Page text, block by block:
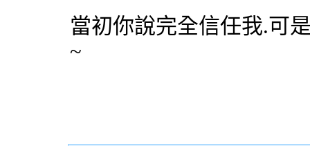
當初你說完全信任我.可
~